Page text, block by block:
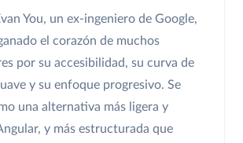
You, un ex-ingeniero de Google,
el corazón de muchos
por su accesibilidad, su curva de
y su enfoque progresivo. Se
una alternativa más ligera y
y más estructurada que